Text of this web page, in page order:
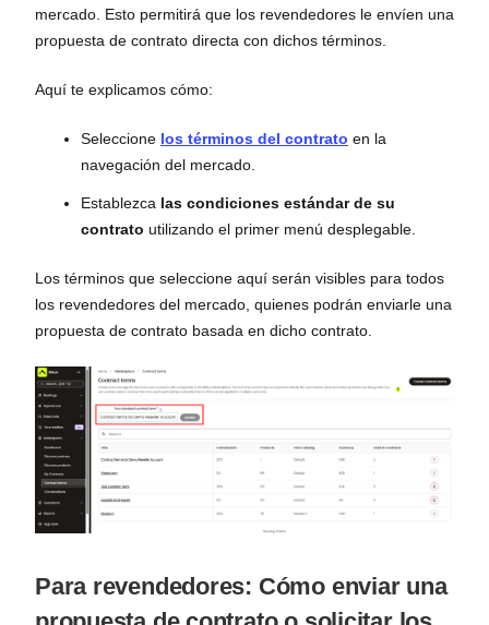
mercado. Esto permitirá que los revendedores le envíen una
propuesta de contrato directa con dichos términos.
Aquí te explicamos cómo:
Seleccione los términos del contrato en la
navegación del mercado.
Establezca las condiciones estándar de su
contrato utilizando el primer menú desplegable.
Los términos que seleccione aquí serán visibles para todos
los revendedores del mercado, quienes podrán enviarle una
propuesta de contrato basada en dicho contrato.
Para revendedores: Cómo enviar una